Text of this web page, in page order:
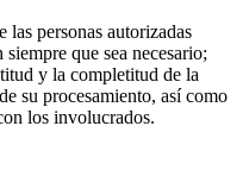
las personas autorizadas
que sea necesario;
y la completitud de la
su procesamiento, así como
los involucrados.